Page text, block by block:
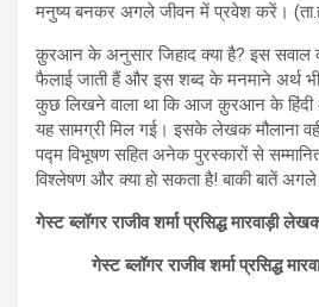
मनुष्य बनकर अगले जीवन में प्रवेश करें।
क़ुरआन के अनुसार जिहाद क्या है? इस सवाल
फैलाई जाती हैं और इस शब्द के मनमाने अर्थ
कुछ लिखने वाला था कि आज क़ुरआन के हिंदी
यह सामग्री मिल गई। इसके लेखक मौलाना
पद्म विभूषण सहित अनेक पुरस्कारों से
विश्लेषण और क्या हो सकता है! बाकी बातें
गेस्ट ब्लॉगर राजीव शर्मा प्रसिद्ध मारवाड़ी
गेस्ट ब्लॉगर राजीव शर्मा प्रसिद्ध